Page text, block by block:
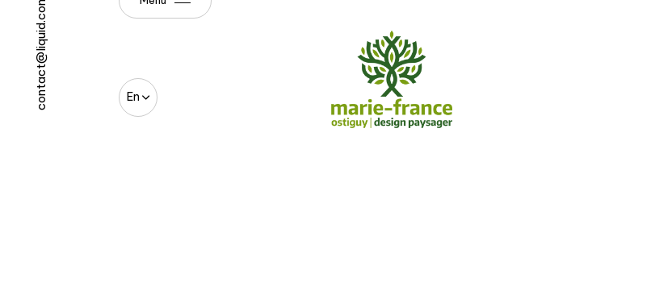
En
contact@liquid.com